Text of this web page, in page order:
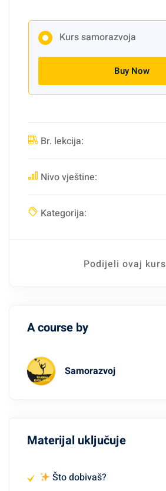
Kurs samorazvoja
Buy Now
Br. lekcija:
Nivo vještine:
Kategorija:
Podijeli ovaj kurs
A course by
Samorazvoj
Materijal uključuje
Što dobivaš?